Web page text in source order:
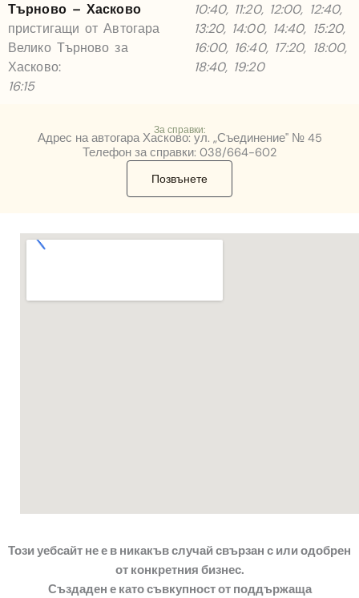
Търново – Хасково
пристигащи от Автогара
Велико Търново за
Хасково:
16:15
10:40, 11:20, 12:00, 12:40,
13:20, 14:00, 14:40, 15:20,
16:00, 16:40, 17:20, 18:00,
18:40, 19:20
За справки:
Адрес на автогара Хасково: ул. „Съединение" № 45
Телефон за справки: 038/664-602
Позвънете
Този уебсайт не е в никакъв случай свързан с или одобрен
от конкретния бизнес.
Създаден е като съвкупност от поддържаща